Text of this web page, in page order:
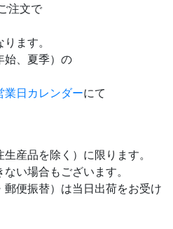
注文で
ます。
始、夏季）の
業日カレンダーにて
産品を除く）に限ります。
い場合もございます。
便振替）は当日出荷をお受け